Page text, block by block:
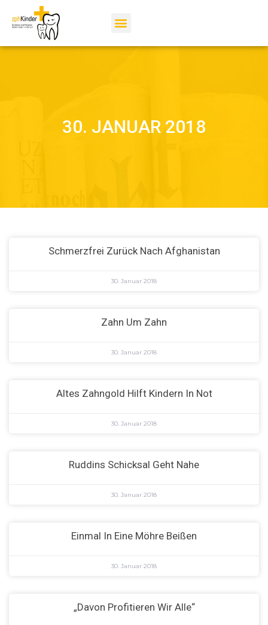
30. JANUAR 2018
Schmerzfrei Zurück Nach Afghanistan
30. Januar 2018
Zahn Um Zahn
30. Januar 2018
Altes Zahngold Hilft Kindern In Not
30. Januar 2018
Ruddins Schicksal Geht Nahe
30. Januar 2018
Einmal In Eine Möhre Beißen
30. Januar 2018
„Davon Profitieren Wir Alle“